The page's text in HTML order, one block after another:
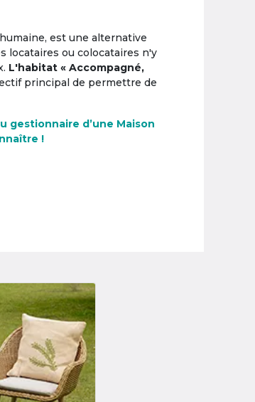
est une alternative
locataires ou colocataires n'y
L'habitat « Accompagné,
principal de permettre de
gestionnaire d’une Maison
!